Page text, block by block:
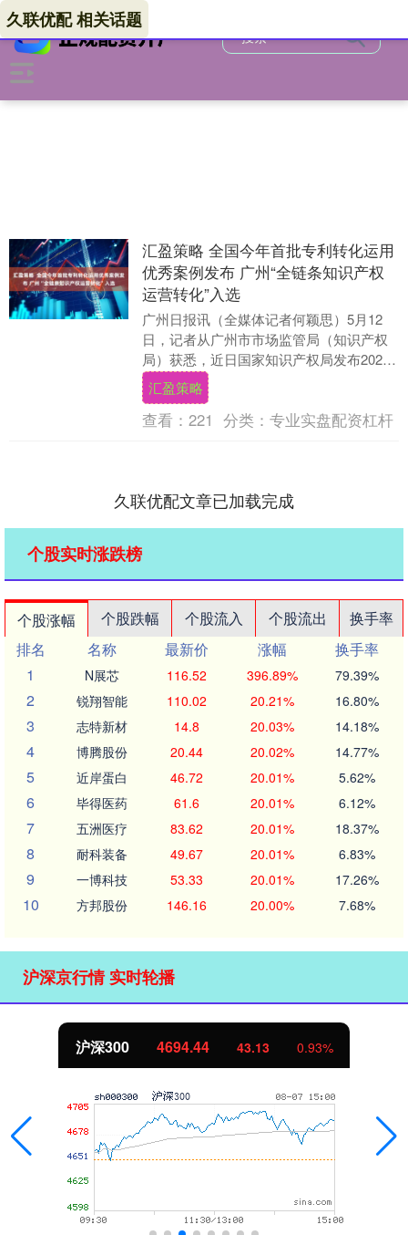
久联优配 相关话题
汇盈策略 全国今年首批专利转化运用
优秀案例发布 广州“全链条知识产权
运营转化”入选
广州日报讯（全媒体记者何颖思）5月12
日，记者从广州市市场监管局（知识产权
局）获悉，近日国家知识产权局发布2025
年首批专利转化运用优秀案例，广州“全链
条知识产....
汇盈策略
查看： 221 分类： 专业实盘配资杠杆
久联优配文章已加载完成
个股实时涨跌榜
个股涨幅 个股跌幅 个股流入 个股流出
换手率
排名
名称 最新价 涨幅
换手率
1
N展芯 116.52 396.89% 79.39%
2 锐翔智能 110.02 20.21% 16.80%
3 志特新材 14.8 20.03% 14.18%
4 博腾股份 20.44 20.02% 14.77%
5 近岸蛋白 46.72 20.01% 5.62%
6 毕得医药 61.6 20.01% 6.12%
7 五洲医疗 83.62 20.01% 18.37%
8 耐科装备 49.67 20.01% 6.83%
9 一博科技 53.33 20.01% 17.26%
10 方邦股份 146.16 20.00% 7.68%
沪深京行情 实时轮播
北证50 1134.24